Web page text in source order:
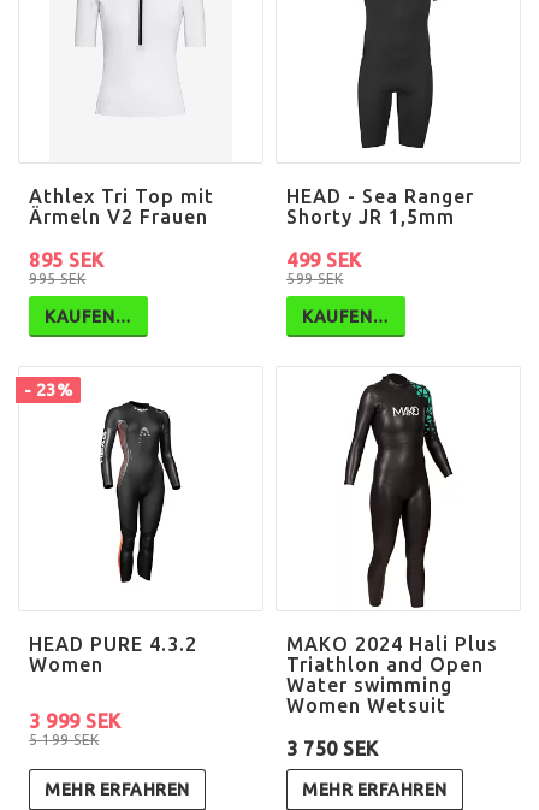
Athlex Tri Top mit
Ärmeln V2 Frauen
995 SEK
895 SEK
KAUFEN…
HEAD - Sea Ranger
Shorty JR 1,5mm
599 SEK
499 SEK
KAUFEN…
- 23%
HEAD PURE 4.3.2
Women
5 199 SEK
3 999 SEK
MEHR ERFAHREN
MAKO 2024 Hali Plus
Triathlon and Open
Water swimming
Women Wetsuit
3 750 SEK
MEHR ERFAHREN